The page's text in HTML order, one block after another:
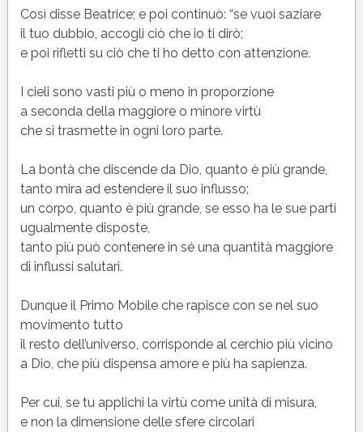
Così disse Beatrice; e poi continuò: “se vuoi saziare
il tuo dubbio, accogli ciò che io ti dirò;
e poi rifletti su ciò che ti ho detto con attenzione.
I cieli sono vasti più o meno in proporzione
a seconda della maggiore o minore virtù
che si trasmette in ogni loro parte.
La bontà che discende da Dio, quanto è più grande,
tanto mira ad estendere il suo influsso;
un corpo, quanto è più grande, se esso ha le sue parti
ugualmente disposte,
tanto più può contenere in sé una quantità maggiore
di influssi salutari.
Dunque il Primo Mobile che rapisce con se nel suo
movimento tutto
il resto dell’universo, corrisponde al cerchio più vicino
a Dio, che più dispensa amore e più ha sapienza.
Per cui, se tu applichi la virtù come unità di misura,
e non la dimensione delle sfere circolari